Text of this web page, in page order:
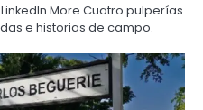
More Cuatro pulperías
e historias de campo.